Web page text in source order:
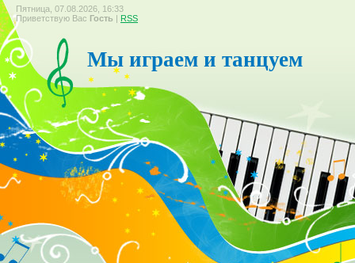
Пятница, 07.08.2026, 16:33
Приветствую Вас Гость | RSS
Мы играем и танцуем